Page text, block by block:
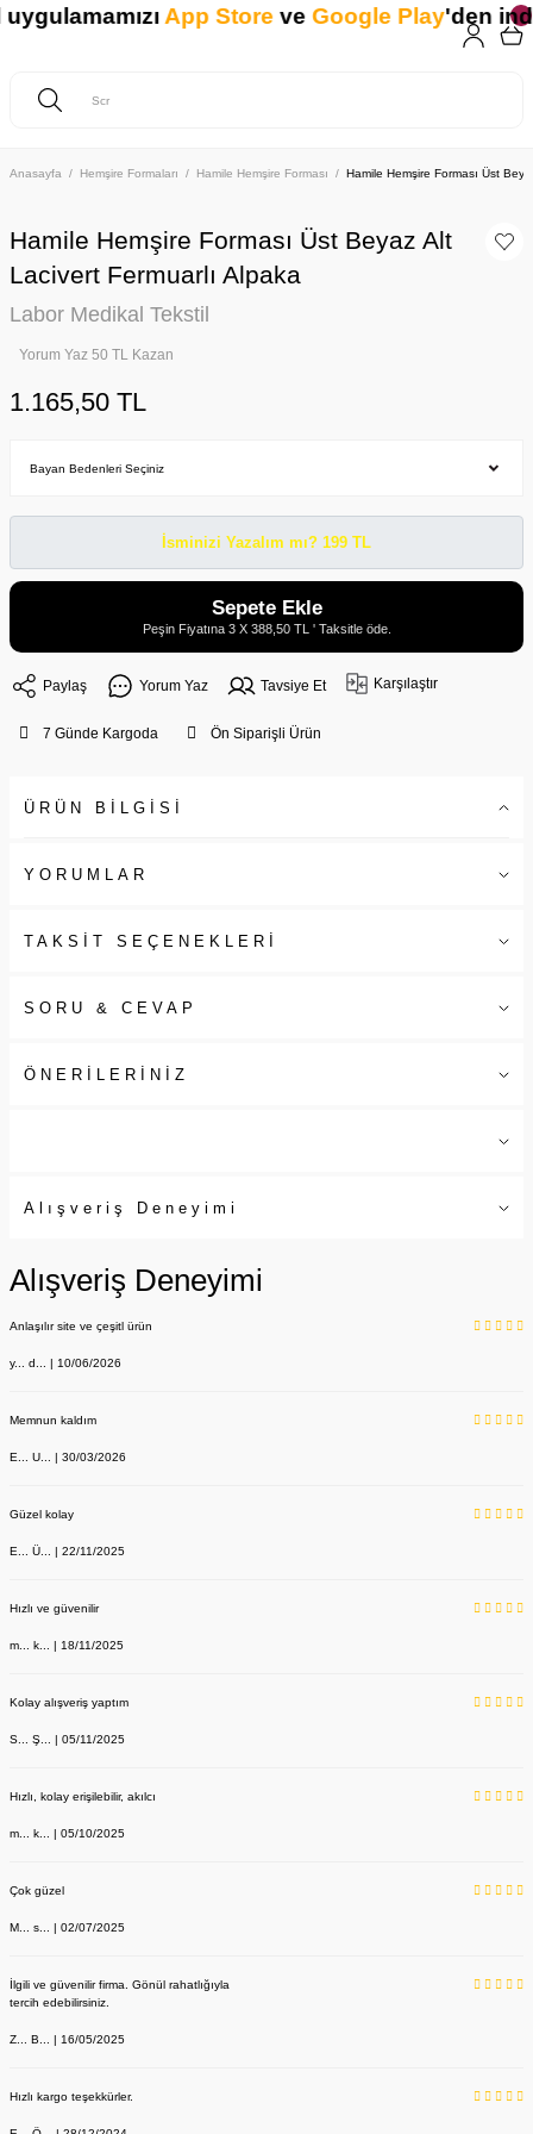
Anasayfa Hemşire Formaları Hamile Hemşire Forması Hamile Hemşire Forması Üst
Hamile Hemşire Forması Üst Beyaz Alt
Lacivert Fermuarlı Alpaka
Labor Medikal Tekstil
Yorum Yaz 50 TL Kazan
1.165,50 TL
İsminizi Yazalım mı? 199 TL
Sepete Ekle
Peşin Fiyatına 3 X 388,50 TL ' Taksitle öde.
Paylaş Yorum Yaz Tavsiye Et Karşılaştır
7 Günde Kargoda Ön Siparişli Ürün
ÜRÜN BİLGİSİ
YORUMLAR
TAKSİT SEÇENEKLERİ
SORU & CEVAP
ÖNERİLERİNİZ
Alışveriş Deneyimi
Alışveriş Deneyimi
Anlaşılır site ve çeşitl ürün
y... d... | 10/06/2026
Memnun kaldım
E... U... | 30/03/2026
Güzel kolay
E... Ü... | 22/11/2025
Hızlı ve güvenilir
m... k... | 18/11/2025
Kolay alışveriş yaptım
S... Ş... | 05/11/2025
Hızlı, kolay erişilebilir, akılcı
m... k... | 05/10/2025
Çok güzel
M... s... | 02/07/2025
İlgili ve güvenilir firma. Gönül rahatlığıyla
tercih edebilirsiniz.
Z... B... | 16/05/2025
Hızlı kargo teşekkürler.
App StoreveGoogle Play 'den